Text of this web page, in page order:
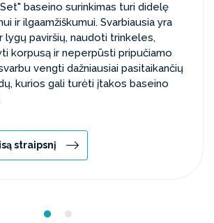
baseino surinkimas turi didelę
ir ilgaamžiškumui. Svarbiausia yra
lygų paviršių, naudoti trinkeles,
korpusą ir neperpūsti pripučiamo
vengti dažniausiai pasitaikančių
kurios gali turėti įtakos baseino
straipsnį